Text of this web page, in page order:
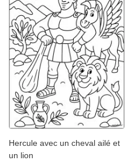
Hercule avec un cheval ailé et
un lion